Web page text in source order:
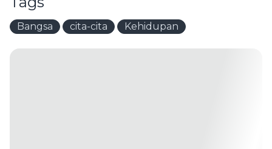
Bangsa cita-cita Kehidupan